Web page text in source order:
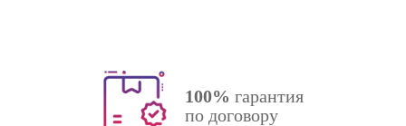
100% гарантия
по договору